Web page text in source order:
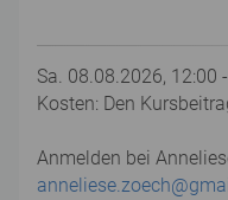
Sa. 08.08.2026, 12:00
Kosten: Den
Anmelden bei